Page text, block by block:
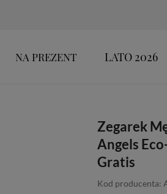
NA PREZENT LATO 2026
Zegarek
Angels
Gratis
Kod producenta: